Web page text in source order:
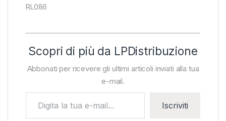
RL086
Scopri di più da LPDistribuzione
Abbonati per ricevere gli ultimi articoli inviati alla tua
e-mail.
Iscriviti